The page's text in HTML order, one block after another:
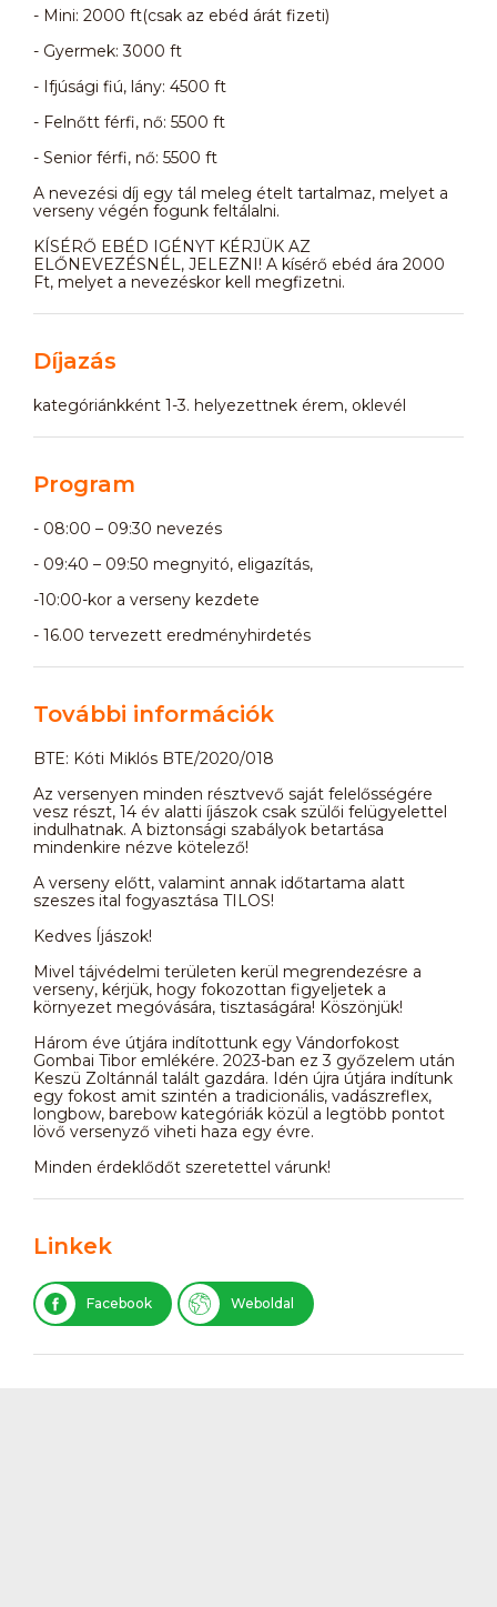
- Mini: 2000 ft(csak az ebéd árát fizeti)
- Gyermek: 3000 ft
- Ifjúsági fiú, lány: 4500 ft
- Felnőtt férfi, nő: 5500 ft
- Senior férfi, nő: 5500 ft
A nevezési díj egy tál meleg ételt tartalmaz, melyet a
verseny végén fogunk feltálalni.
KÍSÉRŐ EBÉD IGÉNYT KÉRJÜK AZ
ELŐNEVEZÉSNÉL, JELEZNI! A kísérő ebéd ára 2000
Ft, melyet a nevezéskor kell megfizetni.
Díjazás
kategóriánkként 1-3. helyezettnek érem, oklevél
Program
- 08:00 – 09:30 nevezés
- 09:40 – 09:50 megnyitó, eligazítás,
-10:00-kor a verseny kezdete
- 16.00 tervezett eredményhirdetés
További információk
BTE: Kóti Miklós BTE/2020/018
Az versenyen minden résztvevő saját felelősségére
vesz részt, 14 év alatti íjászok csak szülői felügyelettel
indulhatnak. A biztonsági szabályok betartása
mindenkire nézve kötelező!
A verseny előtt, valamint annak időtartama alatt
szeszes ital fogyasztása TILOS!
Kedves Íjászok!
Mivel tájvédelmi területen kerül megrendezésre a
verseny, kérjük, hogy fokozottan figyeljetek a
környezet megóvására, tisztaságára! Köszönjük!
Három éve útjára indítottunk egy Vándorfokost
Gombai Tibor emlékére. 2023-ban ez 3 győzelem után
Keszü Zoltánnál talált gazdára. Idén újra útjára indítunk
egy fokost amit szintén a tradicionális, vadászreflex,
longbow, barebow kategóriák közül a legtöbb pontot
lövő versenyző viheti haza egy évre.
Minden érdeklődőt szeretettel várunk!
Linkek
Facebook Weboldal